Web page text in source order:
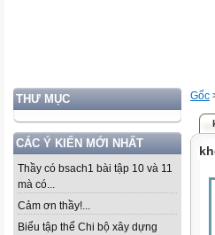
THƯ MỤC
CÁC Ý KIẾN MỚI NHẤT
Thầy có bsach1 bài tập 10 và 11
mà có...
Cảm ơn thầy!...
Biểu tập thể Chi bộ xây dựng
Gốc